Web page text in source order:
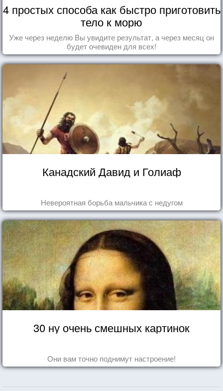
4 простых способа как быстро приготовить
тело к морю
Уже через неделю Вы увидите результат, а через месяц он
будет очевиден для всех!
Канадский Давид и Голиаф
Невероятная борьба мальчика с недугом
30 ну очень смешных картинок
Они вам точно поднимут настроение!